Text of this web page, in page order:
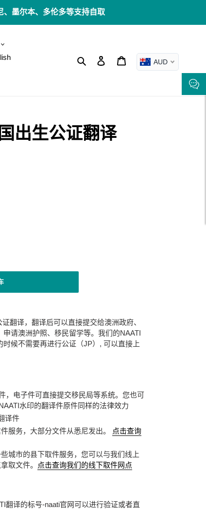
墨尔本、多伦多等支持自取
搜索 登录 购物车 AUD
出生公证翻译
证翻译，翻译后可以直接提交给澳洲政府、
请澳洲护照、移民留学等。我们的NAATI
候不需要再进行公证（JP）, 可以直接上
，电子件可直接提交移民局等系统。您也可
水印的翻译件原件同样的法律效力
译件
服务，大部分文件从悉尼发出。
点击查询
城市的县下取件服务，您可以与我们线上
取文件。
点击查询我们的线下取件网点
翻译的标号-naati官网可以进行验证或者直